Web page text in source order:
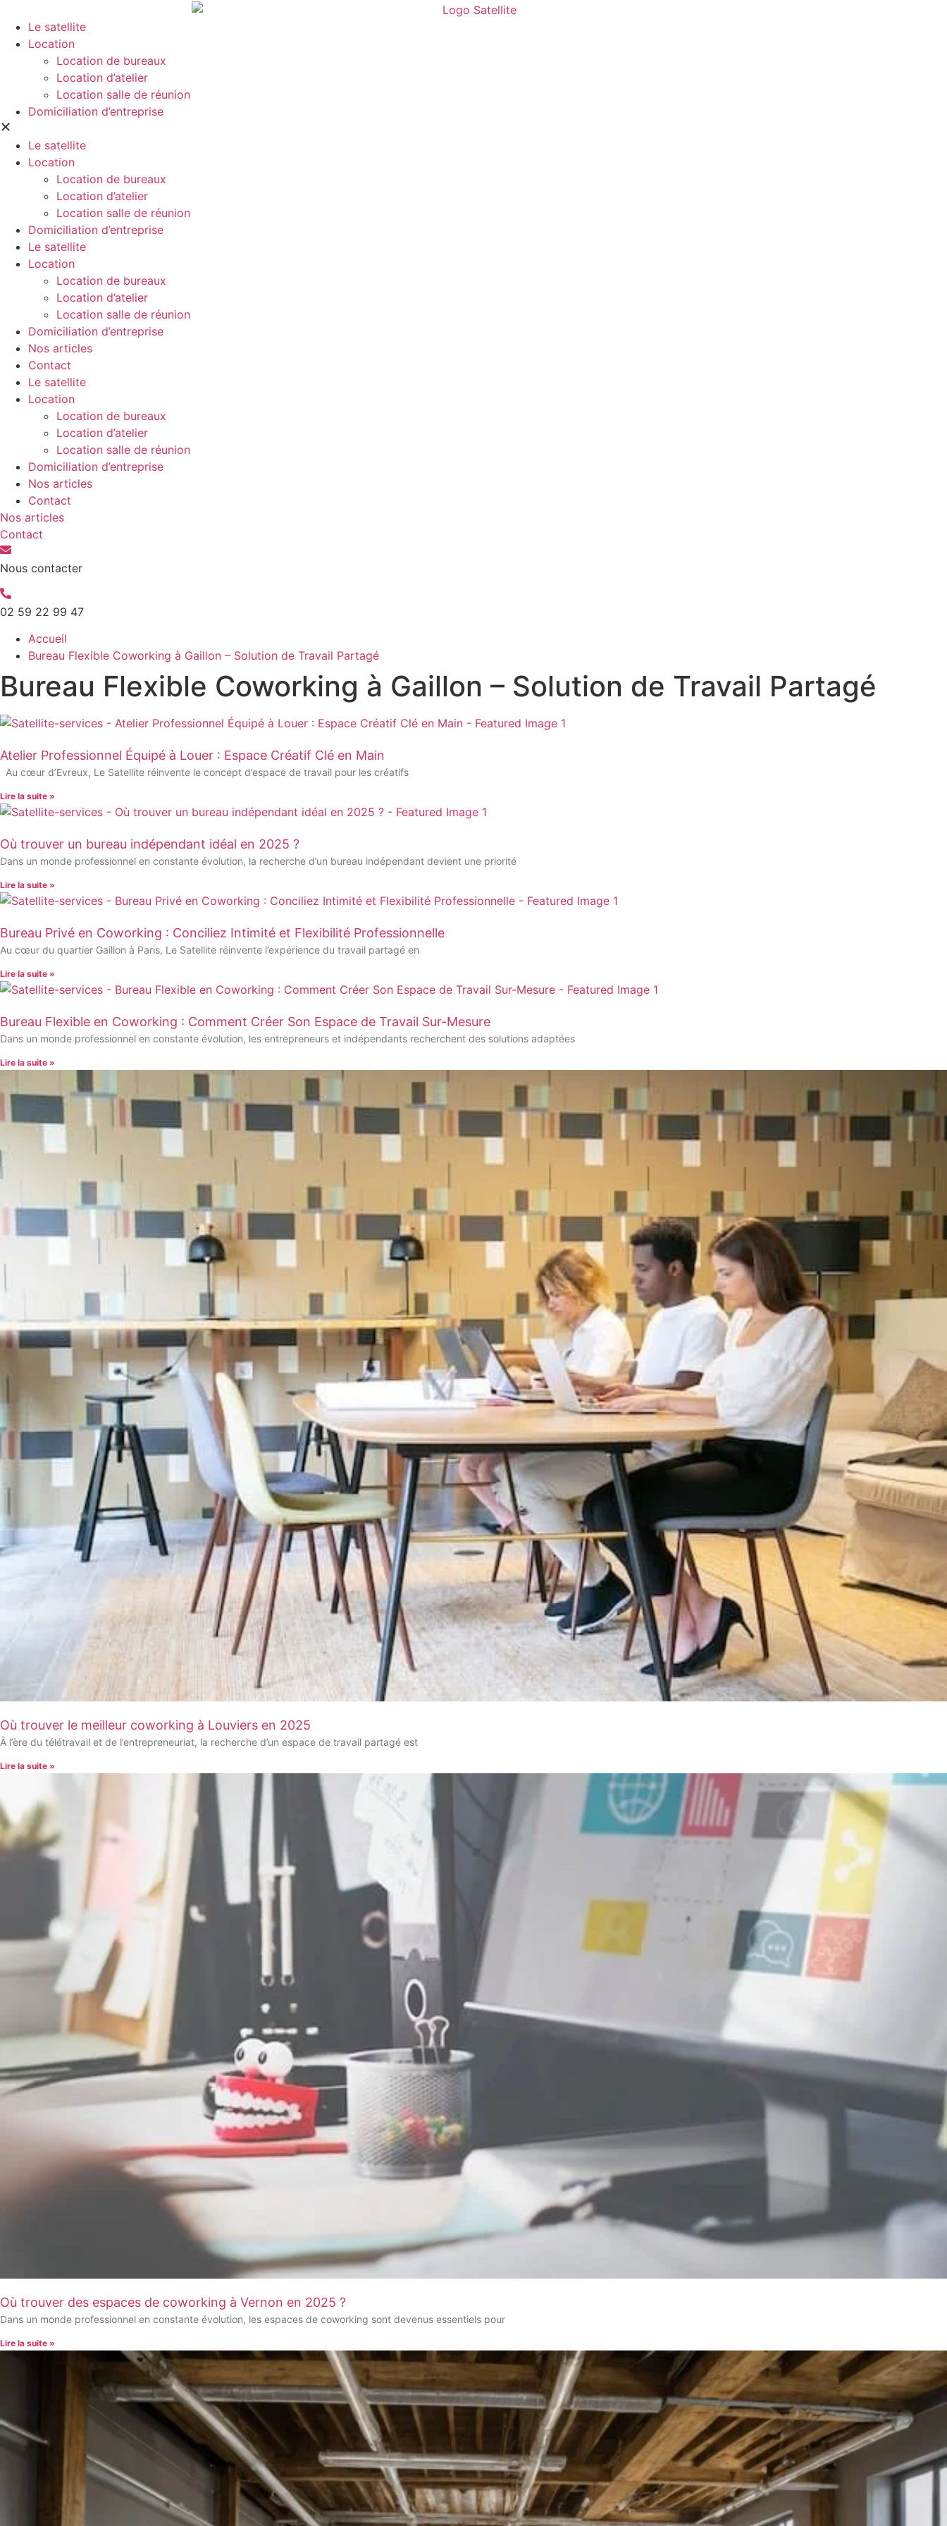
contenu
Le satellite
Location
Location de bureaux
Location d’atelier
Location salle de réunion
Domiciliation d’entreprise
Le satellite
Location
Location de bureaux
Location d’atelier
Location salle de réunion
Domiciliation d’entreprise
Le satellite
Location
Location de bureaux
Location d’atelier
Location salle de réunion
Domiciliation d’entreprise
Nos articles
Contact
Le satellite
Location
Location de bureaux
Location d’atelier
Location salle de réunion
Domiciliation d’entreprise
Nos articles
Contact
Nos articles
Contact
Nous contacter
02 59 22 99 47
Accueil
Bureau Flexible Coworking à Gaillon – Solution de Travail Partagé
Bureau Flexible Coworking à Gaillon – Solution de Travail Partagé
Atelier Professionnel Équipé à Louer : Espace Créatif Clé en Main
Au cœur d’Evreux, Le Satellite réinvente le concept d’espace de travail pour les créatifs
Lire la suite »
Où trouver un bureau indépendant idéal en 2025 ?
Dans un monde professionnel en constante évolution, la recherche d’un bureau indépendant devient une priorité
Lire la suite »
Bureau Privé en Coworking : Conciliez Intimité et Flexibilité Professionnelle
Au cœur du quartier Gaillon à Paris, Le Satellite réinvente l’expérience du travail partagé en
Lire la suite »
Bureau Flexible en Coworking : Comment Créer Son Espace de Travail Sur-Mesure
Dans un monde professionnel en constante évolution, les entrepreneurs et indépendants recherchent des solutions adaptées
Lire la suite »
Où trouver le meilleur coworking à Louviers en 2025
À l’ère du télétravail et de l’entrepreneuriat, la recherche d’un espace de travail partagé est
Lire la suite »
Où trouver des espaces de coworking à Vernon en 2025 ?
Dans un monde professionnel en constante évolution, les espaces de coworking sont devenus essentiels pour
Lire la suite »